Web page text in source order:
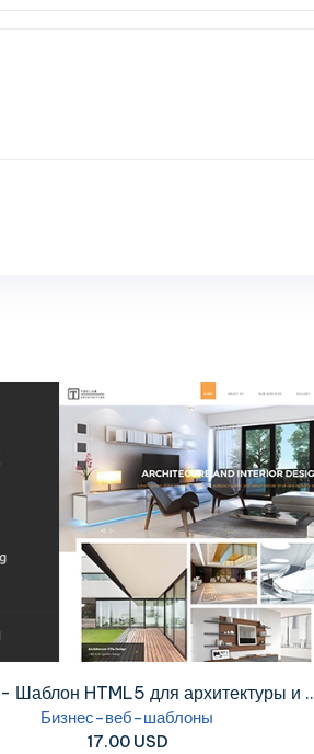
Шаблон HTML5 для архитектуры и ..
Бизнес-веб-шаблоны
17.00 USD